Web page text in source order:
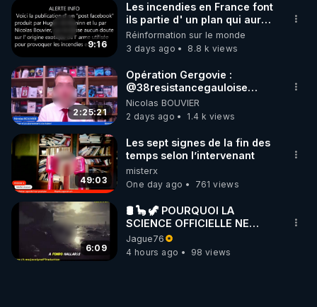
9:16
Les incendies en France font
ils partie d' un plan qui aurait
débuté le 11 septembre 2001
?
Réinformation sur le monde
3 days ago
8.8 k views
2:25:21
Opération Gergovie :
‪@38resistancegauloise‬
‪@MarionSigautOfficiel‬
‪@gladysriifard5710‬ Laëtitia
Nicolas BOUVIER
2 days ago
1.4 k views
49:03
Les sept signes de la fin des
temps selon l’intervenant
misterx
One day ago
761 views
6:09
🛢 🦕 🦖 POURQUOI LA
SCIENCE OFFICIELLE NE
CONNAÎT-ELLE PAS LA VRAIE
ORIGINE DU PÉTROLE ?
Jague76
4 hours ago
98 views